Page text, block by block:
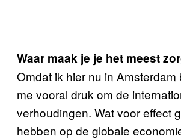
Waar maak je je het meest
Omdat ik hier nu in Amsterdam
me vooral druk om de
verhoudingen. Wat voor effect
hebben op de globale